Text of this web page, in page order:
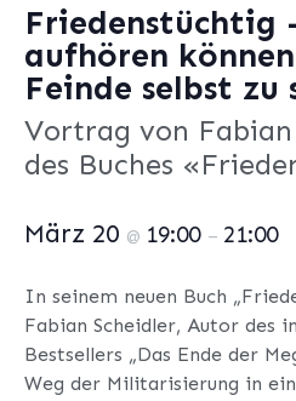
Friedenstüchtig
aufhören
Feinde selbst zu
Vortrag von
des Buches
März 20 @ 19:00 – 21:00
In seinem neuen Buch
Fabian Scheidler, Autor des
Bestsellers „Das Ende der
Weg der Militarisierung in